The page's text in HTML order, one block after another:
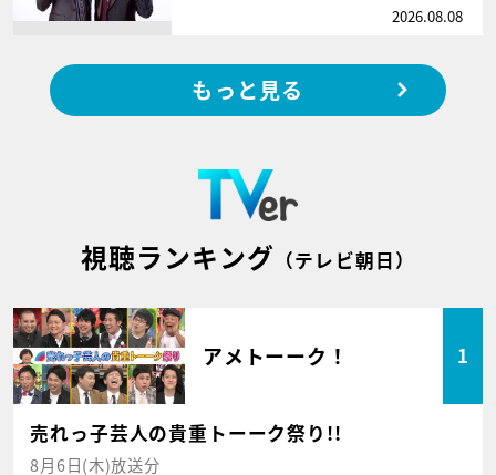
2026.08.08
もっと見る
視聴ランキング （テレビ朝日）
アメトーーク！ 1
売れっ子芸人の貴重トーーク祭り!!
8月6日(木)放送分